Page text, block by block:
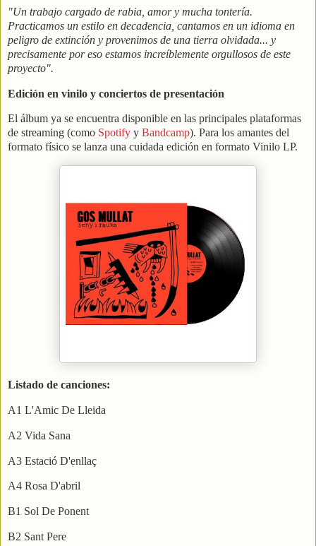
"Un trabajo cargado de rabia, amor y mucha tontería.
Practicamos un estilo en decadencia, cantamos en un idioma en
peligro de extinción y provenimos de una tierra olvidada... y
precisamente por eso estamos increíblemente orgullosos de este
proyecto".
Edición en vinilo y conciertos de presentación
El álbum ya se encuentra disponible en las principales plataformas
de streaming (como Spotify y Bandcamp). Para los amantes del
formato físico se lanza una cuidada edición en formato Vinilo LP.
Listado de canciones:
A1 L'Amic De Lleida
A2 Vida Sana
A3 Estació D'enllaç
A4 Rosa D'abril
B1 Sol De Ponent
B2 Sant Pere